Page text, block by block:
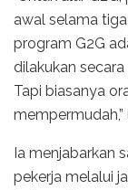
awal selama
program G2G
dilakukan
Tapi biasanya
Ia menjabarkan
pekerja melalui